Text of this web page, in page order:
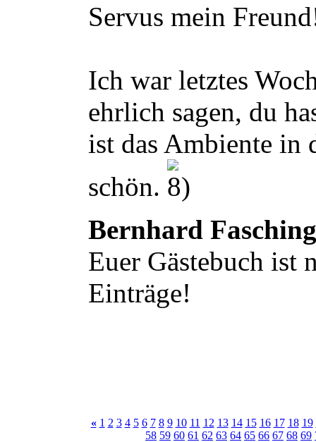
Servus mein
Ich war letztes
ehrlich sagen, du
ist das Ambiente in
schön.
Bernhard Fasching
Euer Gästebuch ist
Einträge!
« 1 2 3 4 5 6 7 8 9 10 11 12 13 14 15 16 17 18 19
58 59 60 61 62 63 64 65 66 67 68 69